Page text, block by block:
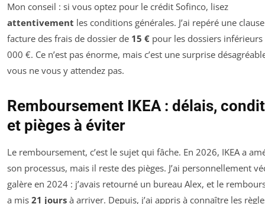
Mon conseil : si vous optez pour le crédit Sofinco, lisez
attentivement les conditions générales. J’ai repéré une
facture des frais de dossier de 15 € pour les dossiers inférieurs
000 €. Ce n’est pas énorme, mais c’est une surprise
vous ne vous y attendez pas.
Remboursement IKEA : délais,
et pièges à éviter
Le remboursement, c’est le sujet qui fâche. En 2026, IKEA a
son processus, mais il reste des pièges. J’ai personnellement
galère en 2024 : j’avais retourné un bureau Alex, et le
a mis 21 jours à arriver. Depuis, j’ai appris à connaître les